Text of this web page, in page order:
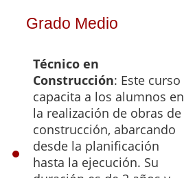
Grado Medio
Técnico en
Construcción: Este curso
capacita a los alumnos en
la realización de obras de
construcción, abarcando
desde la planificación
hasta la ejecución. Su